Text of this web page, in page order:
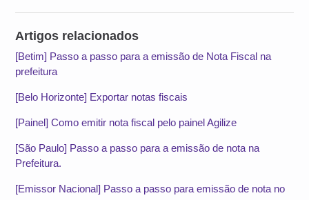
Artigos relacionados
[Betim] Passo a passo para a emissão de Nota Fiscal na
prefeitura
[Belo Horizonte] Exportar notas fiscais
[Painel] Como emitir nota fiscal pelo painel Agilize
[São Paulo] Passo a passo para a emissão de nota na
Prefeitura.
[Emissor Nacional] Passo a passo para emissão de nota no